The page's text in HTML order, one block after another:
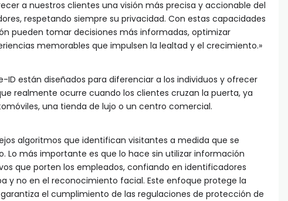
a nuestros clientes una visión más precisa y accionable del
respetando siempre su privacidad. Con estas capacidades
pueden tomar decisiones más informadas, optimizar
memorables que impulsen la lealtad y el crecimiento.»
ID están diseñados para diferenciar a los individuos y ofrecer
realmente ocurre cuando los clientes cruzan la puerta, ya
una tienda de lujo o un centro comercial.
algoritmos que identifican visitantes a medida que se
Lo más importante es que lo hace sin utilizar información
que porten los empleados, confiando en identificadores
y no en el reconocimiento facial. Este enfoque protege la
el cumplimiento de las regulaciones de protección de